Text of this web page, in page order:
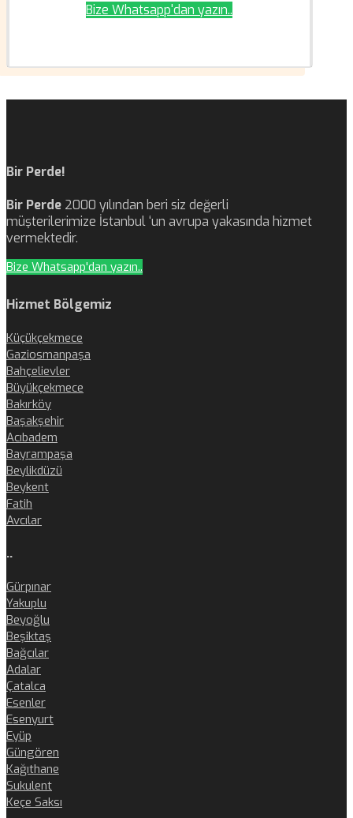
Bize Whatsapp'dan yazın..
Bir Perde!
Bir Perde 2000 yılından beri siz değerli
müşterilerimize İstanbul ‘un avrupa yakasında hizmet
vermektedir.
Bize Whatsapp'dan yazın..
Hizmet Bölgemiz
Küçükçekmece
Gaziosmanpaşa
Bahçelievler
Büyükçekmece
Bakırköy
Başakşehir
Acıbadem
Bayrampaşa
Beylikdüzü
Beykent
Fatih
Avcılar
..
Gürpınar
Yakuplu
Beyoğlu
Beşiktaş
Bağcılar
Adalar
Çatalca
Esenler
Esenyurt
Eyüp
Güngören
Kağıthane
Sukulent
Keçe Saksı